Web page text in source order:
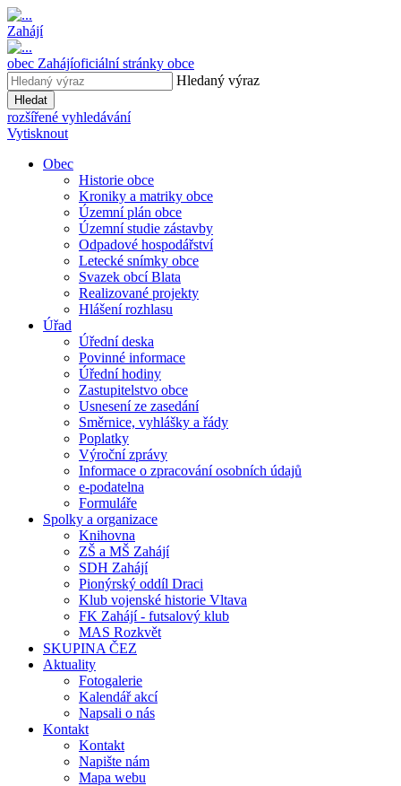
Zahájí
obec Zahájíoficiální stránky obce
Hledaný výraz
Hledat
rozšířené vyhledávání
Vytisknout
Obec
Historie obce
Kroniky a matriky obce
Územní plán obce
Územní studie zástavby
Odpadové hospodářství
Letecké snímky obce
Svazek obcí Blata
Realizované projekty
Hlášení rozhlasu
Úřad
Úřední deska
Povinné informace
Úřední hodiny
Zastupitelstvo obce
Usnesení ze zasedání
Směrnice, vyhlášky a řády
Poplatky
Výroční zprávy
Informace o zpracování osobních údajů
e-podatelna
Formuláře
Spolky a organizace
Knihovna
ZŠ a MŠ Zahájí
SDH Zahájí
Pionýrský oddíl Draci
Klub vojenské historie Vltava
FK Zahájí - futsalový klub
MAS Rozkvět
SKUPINA ČEZ
Aktuality
Fotogalerie
Kalendář akcí
Napsali o nás
Kontakt
Kontakt
Napište nám
Mapa webu